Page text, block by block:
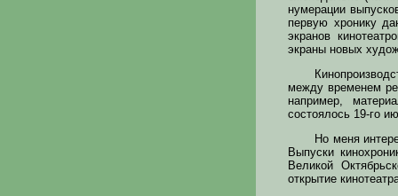
нумерации
первую хронику
экранов
экраны новых
между временем
например,
состоялось 19-го
Но меня
Выпуски
Великой
открытие